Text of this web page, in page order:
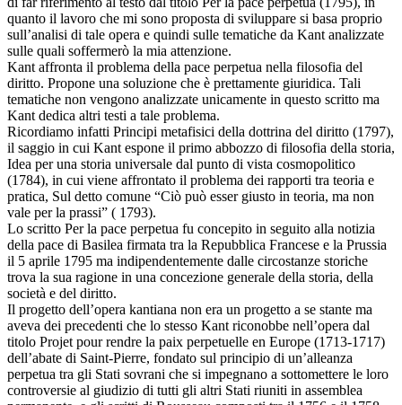
quanto il lavoro che mi sono proposta di sviluppare si basa proprio
sull’analisi di tale opera e quindi sulle tematiche da Kant analizzate
sulle quali soffermerò la mia attenzione.
Kant affronta il problema della pace perpetua nella filosofia del
diritto. Propone una soluzione che è prettamente giuridica. Tali
tematiche non vengono analizzate unicamente in questo scritto ma
Kant dedica altri testi a tale problema.
Ricordiamo infatti Principi metafisici della dottrina del diritto (1797),
il saggio in cui Kant espone il primo abbozzo di filosofia della storia,
Idea per una storia universale dal punto di vista cosmopolitico
(1784), in cui viene affrontato il problema dei rapporti tra teoria e
pratica, Sul detto comune “Ciò può esser giusto in teoria, ma non
vale per la prassi” ( 1793).
Lo scritto Per la pace perpetua fu concepito in seguito alla notizia
della pace di Basilea firmata tra la Repubblica Francese e la Prussia
il 5 aprile 1795 ma indipendentemente dalle circostanze storiche
trova la sua ragione in una concezione generale della storia, della
società e del diritto.
Il progetto dell’opera kantiana non era un progetto a se stante ma
aveva dei precedenti che lo stesso Kant riconobbe nell’opera dal
titolo Projet pour rendre la paix perpetuelle en Europe (1713-1717)
dell’abate di Saint-Pierre, fondato sul principio di un’alleanza
perpetua tra gli Stati sovrani che si impegnano a sottomettere le loro
controversie al giudizio di tutti gli altri Stati riuniti in assemblea